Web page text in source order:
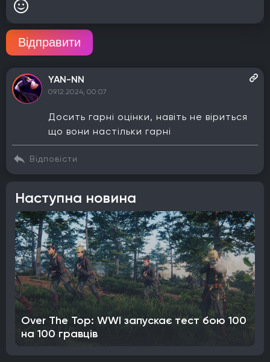
Відправити
YAN-NN
09.12.2024, 00:07
Досить гарні оцінки, навіть не віриться
що вони настільки гарні
Відповісти
Наступна новина
Over The Top: WWI запускає тест бою 100
на 100 гравців